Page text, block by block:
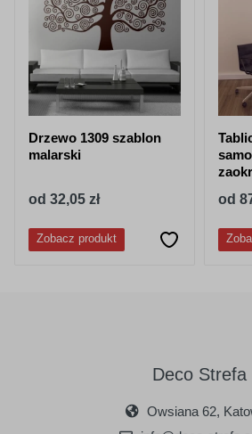
Drzewo 1309 szablon
malarski
od 32,05 zł
Zobacz produkt
od
Deco Strefa
Owsiana 62,